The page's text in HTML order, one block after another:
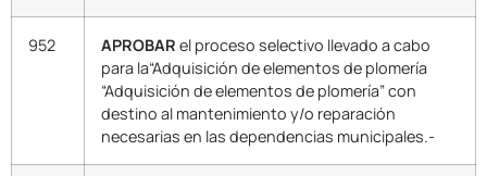
952 APROBAR el proceso selectivo llevado a cabo
para la“Adquisición de elementos de plomería
“Adquisición de elementos de plomería” con
destino al mantenimiento y/o reparación
necesarias en las dependencias municipales.-